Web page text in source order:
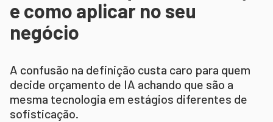
e como aplicar no seu
negócio
A confusão na definição custa caro para quem
decide orçamento de IA achando que são a
mesma tecnologia em estágios diferentes de
sofisticação.